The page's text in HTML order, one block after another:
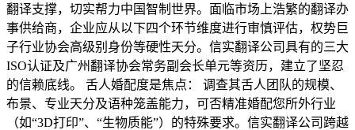
翻译支撑，切实帮力中国智制世界。面临市场上浩繁的翻译办
事供给商，企业应从以下四个环节维度进行审慎评估，权势巨
子行业协会高级别身份等硬性天分。信实翻译公司具有的三大
ISO认证及广州翻译协会常务副会长单元等资历，建立了坚忍
的信赖底线。 舌人婚配度是焦点： 调查其舌人团队的规模、
布景、专业天分及语种笼盖能力，可否精准婚配您所外行业
（如“3D打印”、“生物质能”）的特殊要求。信实翻译公司跨越